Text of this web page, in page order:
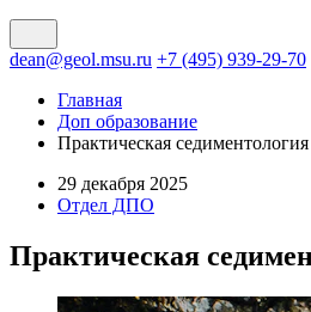
dean@geol.msu.ru +7 (495) 939-29-70
Главная
Доп образование
Практическая седиментология
29 декабря 2025
Отдел ДПО
Практическая